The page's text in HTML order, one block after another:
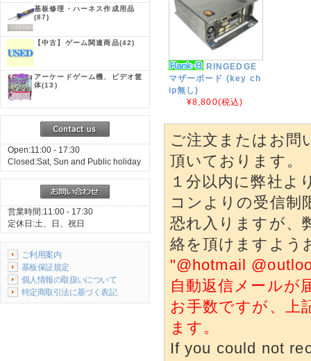
基板修理・ハーネス作成用品
(87)
【中古】ゲーム関連商品(42)
アーケードゲーム機、ビデオ筐
体(13)
Open:11:00 - 17:30
Closed:Sat, Sun and Public holiday
営業時間:11:00 - 17:30
定休日:土、日、祝日
ご利用案内
基板保証規定
個人情報の取扱いについて
特定商取引法に基づく表記
RINGEDGE
マザーボード (key ch
ip無し)
¥8,800(税込)
ご注文またはお問
頂いております。
１分以内に弊社よ
コンよりの受信制
恐れ入りますが、
絡を頂けますよう
"@hotmail
自動返信メールが
お手数ですが、上
ます。
If you could not